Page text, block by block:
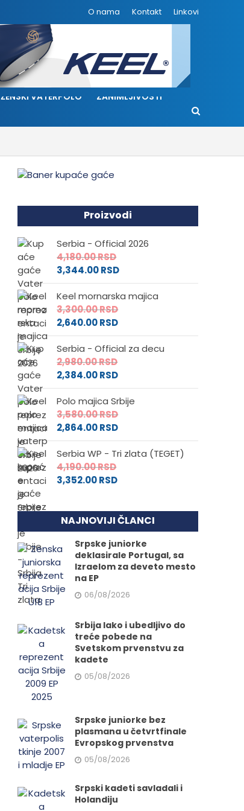
O nama Kontakt Linkovi
ŽENSKI VATERPOLO ZANIMLJIVOSTI
Proizvodi
Serbia - Official 2026
4,180.00RSD
3,344.00RSD
Keel mornarska majica
3,300.00RSD
2,640.00RSD
Serbia - Official za decu
2,980.00RSD
2,384.00RSD
Polo majica Srbije
3,580.00RSD
2,864.00RSD
Serbia WP - Tri zlata (TEGET)
4,190.00RSD
3,352.00RSD
NAJNOVIJI ČLANCI
Srpske juniorke
deklasirale Portugal, sa
Izraelom za deveto mesto
na EP
06/08/2026
Srbija lako i ubedljivo do
treće pobede na
Svetskom prvenstvu za
kadete
05/08/2026
Srpske juniorke bez
plasmana u četvrtfinale
Evropskog prvenstva
05/08/2026
Srpski kadeti savladali i
Holandiju